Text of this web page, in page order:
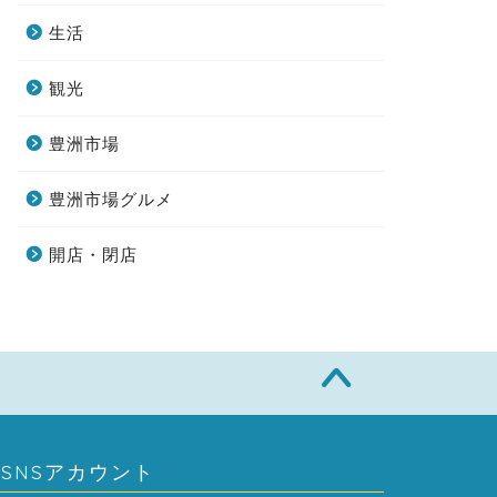
生活
観光
豊洲市場
豊洲市場グルメ
開店・閉店
SNSアカウント